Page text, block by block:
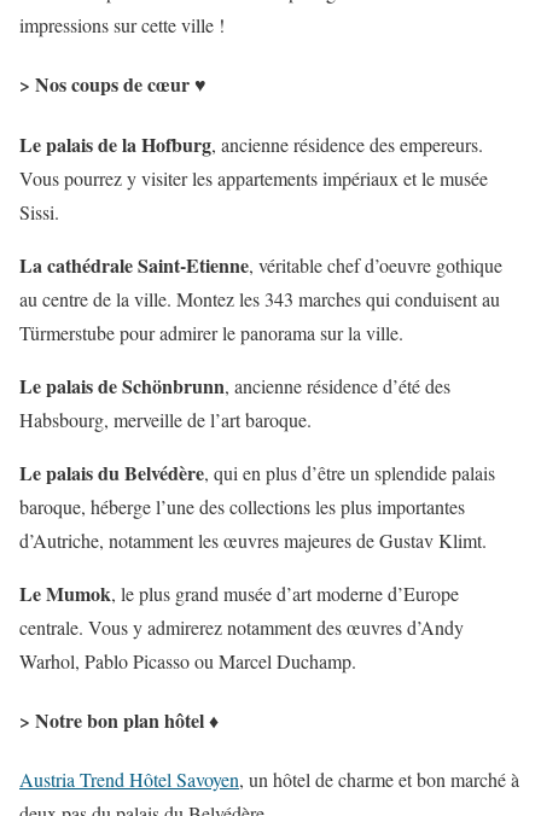
impressions sur cette ville !
> Nos coups de cœur ♥
Le palais de la Hofburg, ancienne résidence des empereurs.
Vous pourrez y visiter les appartements impériaux et le musée
Sissi.
La cathédrale Saint-Etienne, véritable chef d’oeuvre gothique
au centre de la ville. Montez les 343 marches qui conduisent au
Türmerstube pour admirer le panorama sur la ville.
Le palais de Schönbrunn, ancienne résidence d’été des
Habsbourg, merveille de l’art baroque.
Le palais du Belvédère, qui en plus d’être un splendide palais
baroque, héberge l’une des collections les plus importantes
d’Autriche, notamment les œuvres majeures de Gustav Klimt.
Le Mumok, le plus grand musée d’art moderne d’Europe
centrale. Vous y admirerez notamment des œuvres d’Andy
Warhol, Pablo Picasso ou Marcel Duchamp.
> Notre bon plan hôtel ♦
Austria Trend Hôtel Savoyen, un hôtel de charme et bon marché à